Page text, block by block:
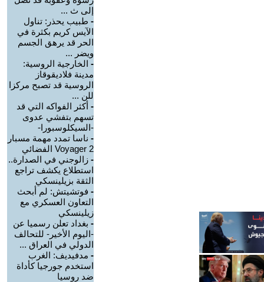
إلى ث ...
- طبيب يحذر: تناول
الآيس كريم بكثرة في
الحر قد يرهق الجسم
ويضر ...
- الخارجية الروسية:
مدينة فلاديقوقاز
الروسية قد تصبح مركزا
للن ...
- أكثر الفواكه التي قد
تسهم بتفشي عدوى
-السيكلوسبورا-
- ناسا تمدد مهمة مسبار
Voyager 2 الفضائي
- زالوجني في الصدارة..
استطلاع يكشف تراجع
الثقة بزيلينسكي
- فوتشيتش: لم أبحث
التعاون العسكري مع
زيلينسكي
- بغداد تعلن رسميا عن
-اليوم الأخير- للتحالف
الدولي في العراق ...
- مدفيديف: الغرب
استخدم جورجيا كأداة
ضد روسيا